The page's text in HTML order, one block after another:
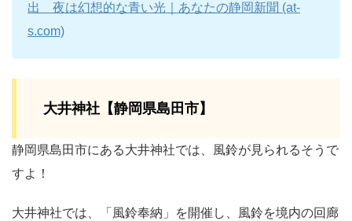
出 夜は幻想的な青い光｜あなたの静岡新聞 (at-
s.com)
大井神社【静岡県島田市】
静岡県島田市にある大井神社では、風鈴が見られるそうで
すよ！
大井神社では、「風鈴奉納」を開催し、風鈴を境内の回廊